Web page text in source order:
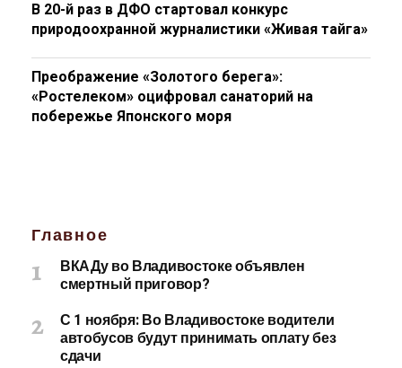
В 20-й раз в ДФО стартовал конкурс
природоохранной журналистики «Живая тайга»
Преображение «Золотого берега»:
«Ростелеком» оцифровал санаторий на
побережье Японского моря
Главное
ВКАДу во Владивостоке объявлен
смертный приговор?
С 1 ноября: Во Владивостоке водители
автобусов будут принимать оплату без
сдачи